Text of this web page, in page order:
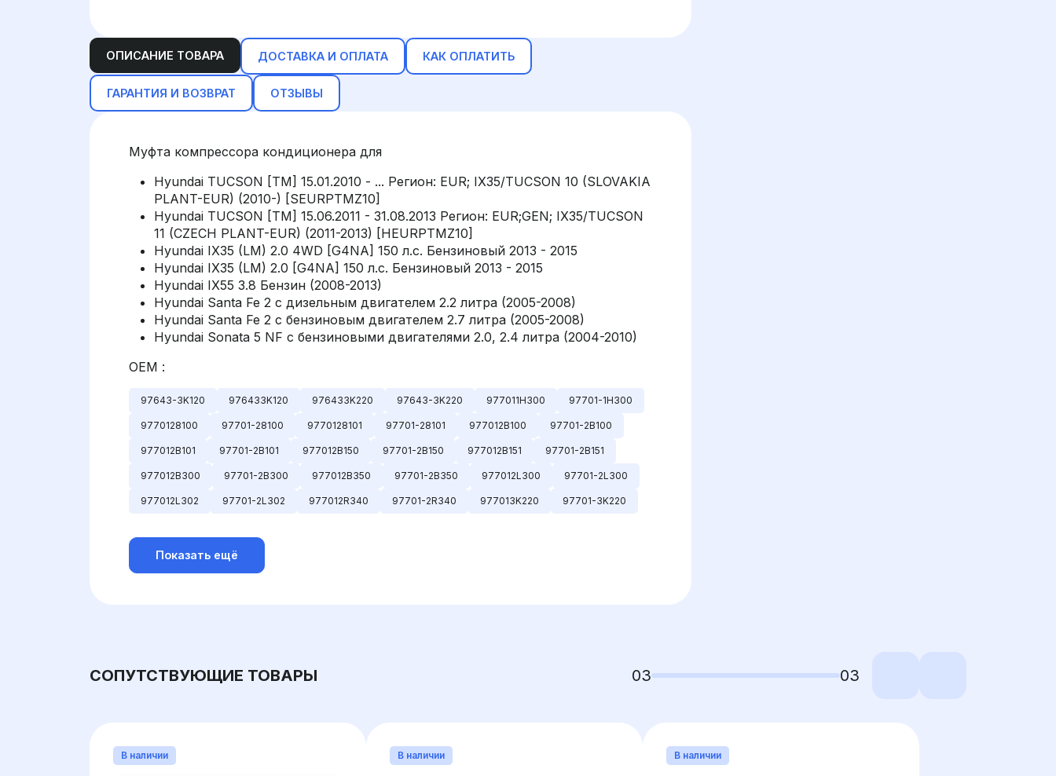
ОПИСАНИЕ ТОВАРА ДОСТАВКА И ОПЛАТА КАК ОПЛАТИТЬ
ГАРАНТИЯ И ВОЗВРАТ ОТЗЫВЫ
Муфта компрессора кондиционера для
Hyundai TUCSON [TM] 15.01.2010 - ... Регион: EUR; IX35/TUCSON 10 (SLOVAKIA
PLANT-EUR) (2010-) [SEURPTMZ10]
Hyundai TUCSON [TM] 15.06.2011 - 31.08.2013 Регион: EUR;GEN; IX35/TUCSON
11 (CZECH PLANT-EUR) (2011-2013) [HEURPTMZ10]
Hyundai IX35 (LM) 2.0 4WD [G4NA] 150 л.с. Бензиновый 2013 - 2015
Hyundai IX35 (LM) 2.0 [G4NA] 150 л.с. Бензиновый 2013 - 2015
Hyundai IX55 3.8 Бензин (2008-2013)
Hyundai Santa Fe 2 с дизельным двигателем 2.2 литра (2005-2008)
Hyundai Santa Fe 2 с бензиновым двигателем 2.7 литра (2005-2008)
Hyundai Sonata 5 NF с бензиновыми двигателями 2.0, 2.4 литра (2004-2010)
OEM :
97643-3K120 976433K120 976433K220 97643-3K220 977011H300 97701-1H300
9770128100 97701-28100 9770128101 97701-28101 977012B100 97701-2B100
977012B101 97701-2B101 977012B150 97701-2B150 977012B151 97701-2B151
977012B300 97701-2B300 977012B350 97701-2B350 977012L300 97701-2L300
977012L302 97701-2L302 977012R340 97701-2R340 977013K220 97701-3K220
Показать ещё
СОПУТСТВУЮЩИЕ ТОВАРЫ 03 03
В наличии В наличии В наличии